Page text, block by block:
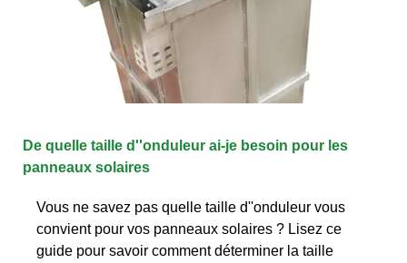
De quelle taille d''onduleur ai-je besoin pour les
panneaux solaires
Vous ne savez pas quelle taille d''onduleur vous
convient pour vos panneaux solaires ? Lisez ce
guide pour savoir comment déterminer la taille